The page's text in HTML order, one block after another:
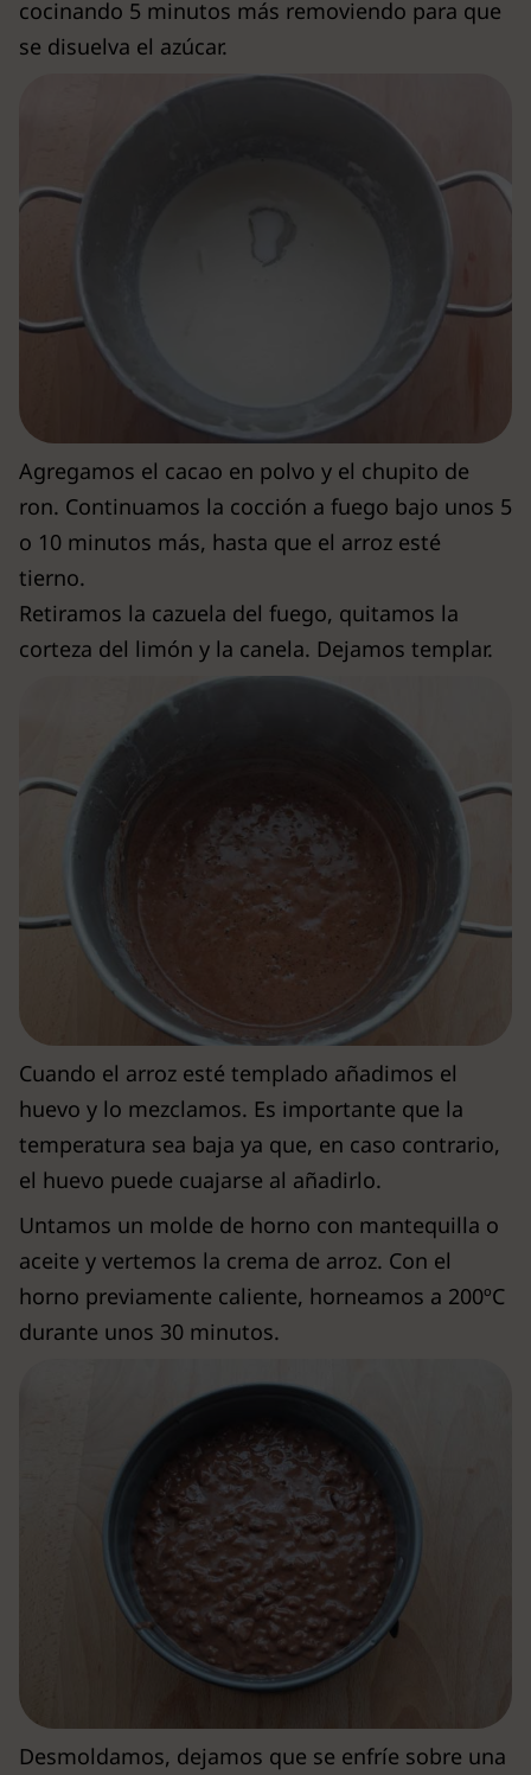
cocinando 5 minutos más removiendo para que
se disuelva el azúcar.
Agregamos el cacao en polvo y el chupito de
ron. Continuamos la cocción a fuego bajo unos 5
o 10 minutos más, hasta que el arroz esté
tierno.
Retiramos la cazuela del fuego, quitamos la
corteza del limón y la canela. Dejamos templar.
Cuando el arroz esté templado añadimos el
huevo y lo mezclamos. Es importante que la
temperatura sea baja ya que, en caso contrario,
el huevo puede cuajarse al añadirlo.
Untamos un molde de horno con mantequilla o
aceite y vertemos la crema de arroz. Con el
horno previamente caliente, horneamos a 200ºC
durante unos 30 minutos.
Desmoldamos, dejamos que se enfríe sobre una